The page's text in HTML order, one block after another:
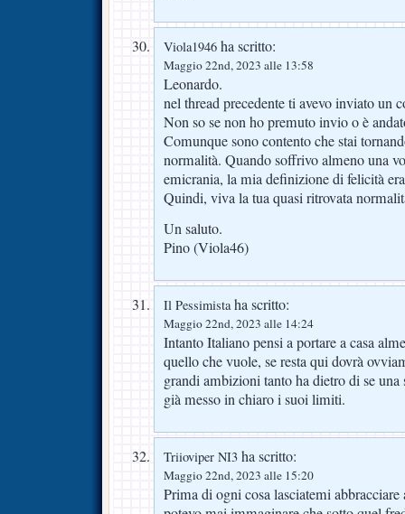
Viola1946 ha scritto:
Maggio 22nd, 2023 alle 13:58
Leonardo.
nel thread precedente ti avevo inviato un
Non so se non ho premuto invio o è
Comunque sono contento che stai
normalità. Quando soffrivo almeno una
emicrania, la mia definizione di felicità era
Quindi, viva la tua quasi ritrovata
Un saluto.
Pino (Viola46)
Il Pessimistaha scritto:
Maggio 22nd, 2023 alle 14:24
Intanto Italiano pensi a portare a casa
quello che vuole, se resta qui dovrà
grandi ambizioni tanto ha dietro di se
già messo in chiaro i suoi limiti.
Triioviper NI3 ha scritto:
Maggio 22nd, 2023 alle 15:20
Prima di ogni cosa lasciatemi